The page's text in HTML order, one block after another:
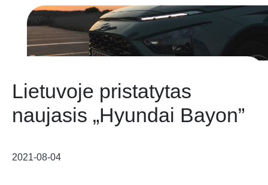
Lietuvoje pristatytas
naujasis „Hyundai Bayon”
2021-08-04